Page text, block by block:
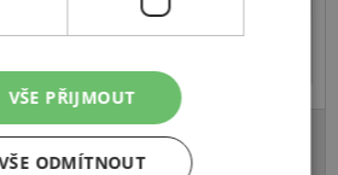
DOTZ Hammada
VŠE PŘIJMOUT
ODMÍTNOUT